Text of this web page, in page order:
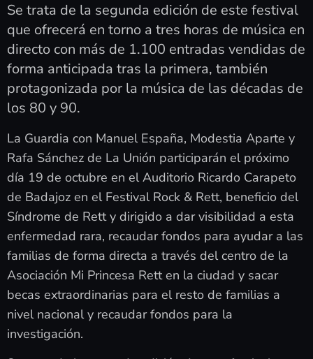
Se trata de la segunda edición de este festival
que ofrecerá en torno a tres horas de música en
directo con más de 1.100 entradas vendidas de
forma anticipada tras la primera, también
protagonizada por la música de las décadas de
los 80 y 90.
La Guardia con Manuel España, Modestia Aparte y
Rafa Sánchez de La Unión participarán el próximo
día 19 de octubre en el Auditorio Ricardo Carapeto
de Badajoz en el Festival Rock & Rett, beneficio del
Síndrome de Rett y dirigido a dar visibilidad a esta
enfermedad rara, recaudar fondos para ayudar a las
familias de forma directa a través del centro de la
Asociación Mi Princesa Rett en la ciudad y sacar
becas extraordinarias para el resto de familias a
nivel nacional y recaudar fondos para la
investigación.